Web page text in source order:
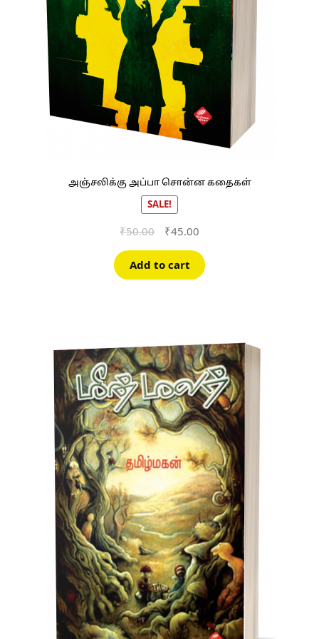
அஞ்சலிக்கு அப்பா சொன்ன கதைகள்
SALE!
₹50.00
Original
was:
₹50.00.
₹45.00Current
is:
₹45.00.
Add to cart